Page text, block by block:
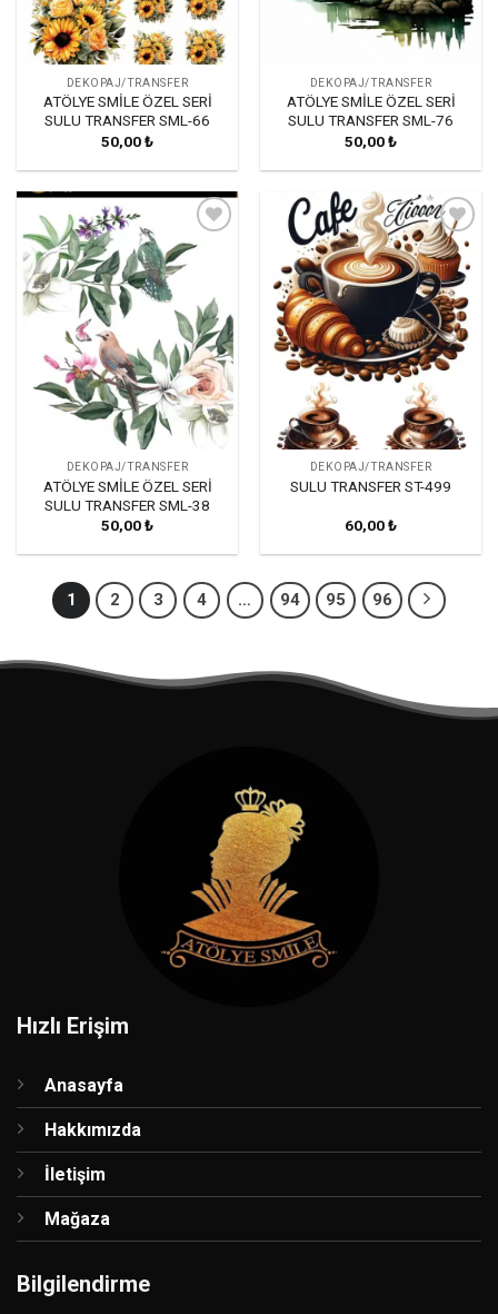
DEKOPAJ/TRANSFER
ATÖLYE SMİLE ÖZEL SERİ
SULU TRANSFER SML-66
50,00₺
DEKOPAJ/TRANSFER
ATÖLYE SMİLE ÖZEL SERİ
SULU TRANSFER SML-76
50,00₺
Favorilerime
Ekle
DEKOPAJ/TRANSFER
ATÖLYE SMİLE ÖZEL SERİ
SULU TRANSFER SML-38
50,00₺
Favorilerime
Ekle
DEKOPAJ/TRANSFER
SULU TRANSFER ST-499
60,00₺
1 2 3 4 … 94 95 96
Hızlı Erişim
Anasayfa
Hakkımızda
İletişim
Mağaza
Bilgilendirme